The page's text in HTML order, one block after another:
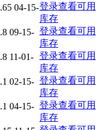
04-15-登录查看可用
库存
09-15- 登录查看可用
库存
11-01- 登录查看可用
库存
02-15- 登录查看可用
库存
04-15- 登录查看可用
库存